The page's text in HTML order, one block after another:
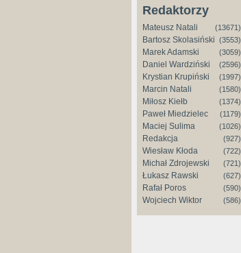
Redaktorzy
Mateusz Natali (13671)
Bartosz Skolasiński (3553)
Marek Adamski (3059)
Daniel Wardziński (2596)
Krystian Krupiński (1997)
Marcin Natali (1580)
Miłosz Kiełb (1374)
Paweł Miedzielec (1179)
Maciej Sulima (1026)
Redakcja (927)
Wiesław Kłoda (722)
Michał Zdrojewski (721)
Łukasz Rawski (627)
Rafał Poros (590)
Wojciech Wiktor (586)